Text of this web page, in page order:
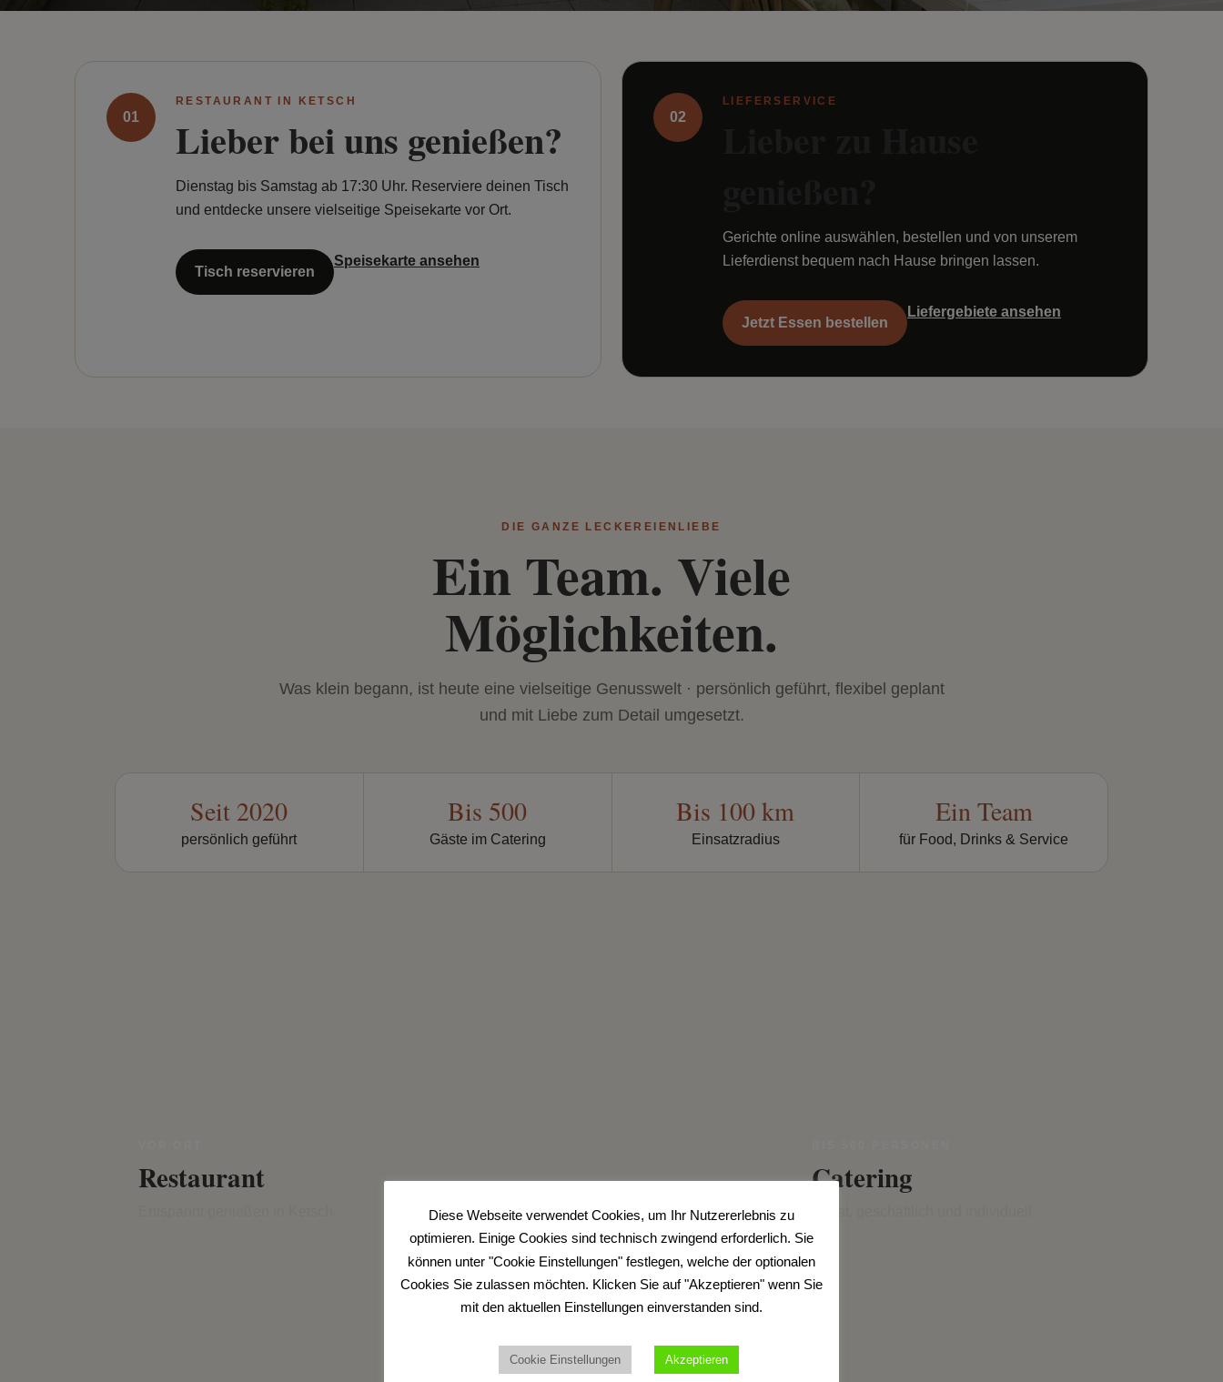
01
RESTAURANT IN KETSCH
Lieber bei uns genießen?
Dienstag bis Samstag ab 17:30 Uhr. Reserviere deinen Tisch
und entdecke unsere vielseitige Speisekarte vor Ort.
Tisch reservieren
Speisekarte ansehen
02
LIEFERSERVICE
Gerichte online auswählen, bestellen und von unserem
Lieferdienst bequem nach Hause bringen lassen.
Jetzt Essen bestellen
Liefergebiete ansehen
DIE GANZE LECKEREIENLIEBE
Ein Team. Viele
Möglichkeiten.
Was klein begann, ist heute eine vielseitige Genusswelt · persönlich geführt, flexibel geplant
und mit Liebe zum Detail umgesetzt.
Seit 2020
persönlich geführt
Bis 500
Gäste im Catering
Bis 100 km
Einsatzradius
Ein Team
für Food, Drinks & Service
Restaurant Catering
Diese Webseite verwendet Cookies, um Ihr Nutzererlebnis zu
optimieren. Einige Cookies sind technisch zwingend erforderlich. Sie
können unter "Cookie Einstellungen" festlegen, welche der optionalen
Cookies Sie zulassen möchten. Klicken Sie auf "Akzeptieren" wenn Sie
mit den aktuellen Einstellungen einverstanden sind.
Cookie Einstellungen Akzeptieren